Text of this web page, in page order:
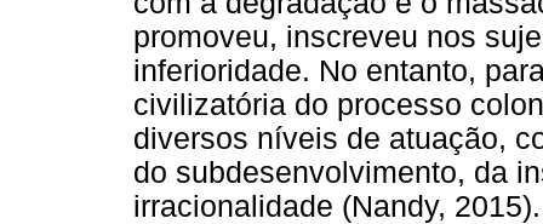
promoveu, inscreveu nos
inferioridade. No entanto,
civilizatória do processo
diversos níveis de atuação,
do subdesenvolvimento, da
irracionalidade (Nandy, 2015).